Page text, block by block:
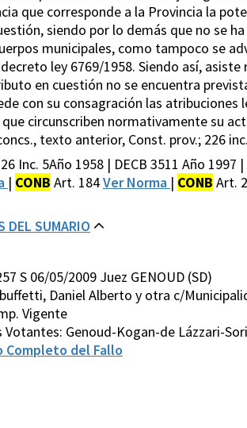
que corresponde a la Provincia la
siendo por lo demás que no se
municipales, como tampoco se
ley 6769/1958. Siendo así,
en cuestión no se encuentra
con su consagración las
circunscriben normativamente su
texto anterior, Const. prov.; 226
Inc. 5Año 1958 | DECB 3511 Año 1997
| CONB Art. 184Ver Norma | CONB Art.
DEL SUMARIO
S 06/05/2009 Juez GENOUD (SD)
Daniel Alberto y otra c/
Vigente
Genoud-Kogan-de Lázzari-
Completo del Fallo